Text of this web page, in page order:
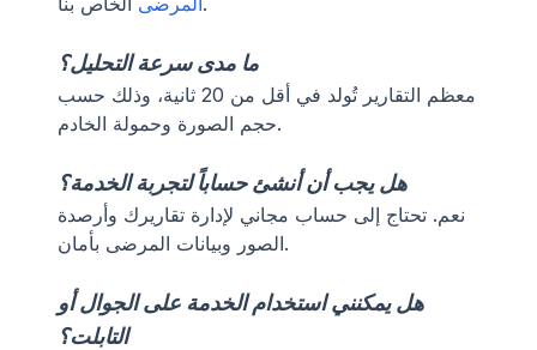
ما مدى سرعة التحليل؟
معظم التقارير تُولد في أقل من 20 ثانية، وذلك حسب
حجم الصورة وحمولة الخادم.
هل يجب أن أنشئ حساباً لتجربة الخدمة؟
نعم. تحتاج إلى حساب مجاني لإدارة تقاريرك وأرصدة
الصور وبيانات المرضى بأمان.
هل يمكنني استخدام الخدمة على الجوال أو
التابلت؟